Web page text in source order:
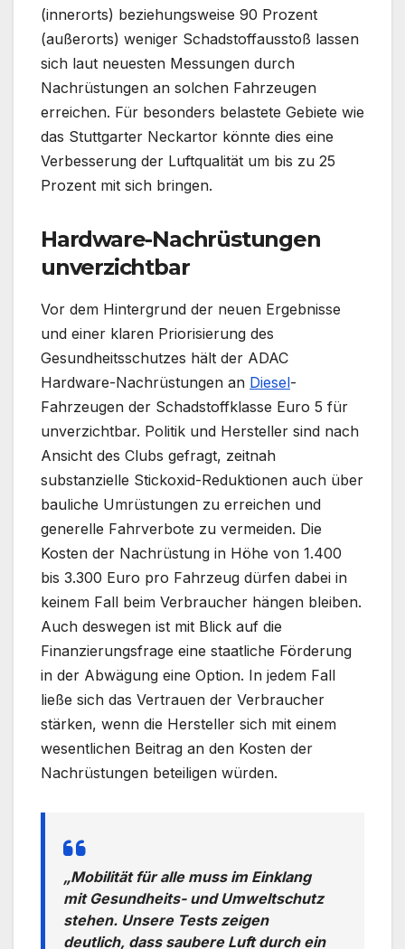
(innerorts) beziehungsweise 90 Prozent
(außerorts) weniger Schadstoffausstoß lassen
sich laut neuesten Messungen durch
Nachrüstungen an solchen Fahrzeugen
erreichen. Für besonders belastete Gebiete wie
das Stuttgarter Neckartor könnte dies eine
Verbesserung der Luftqualität um bis zu 25
Prozent mit sich bringen.
Hardware-Nachrüstungen
unverzichtbar
Vor dem Hintergrund der neuen Ergebnisse
und einer klaren Priorisierung des
Gesundheitsschutzes hält der ADAC
Hardware-Nachrüstungen an Diesel-
Fahrzeugen der Schadstoffklasse Euro 5 für
unverzichtbar. Politik und Hersteller sind nach
Ansicht des Clubs gefragt, zeitnah
substanzielle Stickoxid-Reduktionen auch über
bauliche Umrüstungen zu erreichen und
generelle Fahrverbote zu vermeiden. Die
Kosten der Nachrüstung in Höhe von 1.400
bis 3.300 Euro pro Fahrzeug dürfen dabei in
keinem Fall beim Verbraucher hängen bleiben.
Auch deswegen ist mit Blick auf die
Finanzierungsfrage eine staatliche Förderung
in der Abwägung eine Option. In jedem Fall
ließe sich das Vertrauen der Verbraucher
stärken, wenn die Hersteller sich mit einem
wesentlichen Beitrag an den Kosten der
Nachrüstungen beteiligen würden.
„Mobilität für alle muss im Einklang
mit Gesundheits- und Umweltschutz
stehen. Unsere Tests zeigen
deutlich, dass saubere Luft durch ein